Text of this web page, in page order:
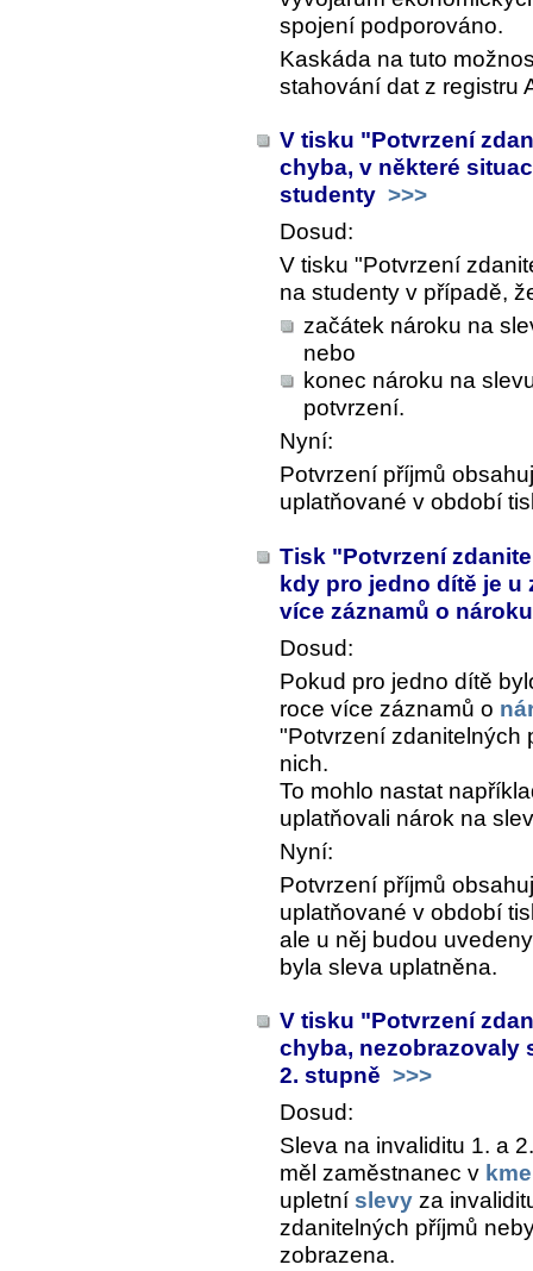
spojení podporováno.
Kaskáda na tuto
stahování dat z registru
V tisku "Potvrzení
chyba, v některé
studenty >>>
Dosud:
V tisku "Potvrzení
na studenty v případě,
začátek nároku na
nebo
konec nároku na
potvrzení.
Nyní:
Potvrzení příjmů
uplatňované v období
Tisk "Potvrzení
kdy pro jedno dítě je u
více záznamů o
Dosud:
Pokud pro jedno dítě
roce více záznamů o
"Potvrzení zdanitelných
nich.
To mohlo nastat
uplatňovali nárok na
Nyní:
Potvrzení příjmů
uplatňované v období
ale u něj budou
byla sleva uplatněna.
V tisku "Potvrzení
chyba, nezobrazovaly
2. stupně >>>
Dosud:
Sleva na invaliditu 1. a
měl zaměstnanec v
upletní slevy za
zdanitelných příjmů
zobrazena.